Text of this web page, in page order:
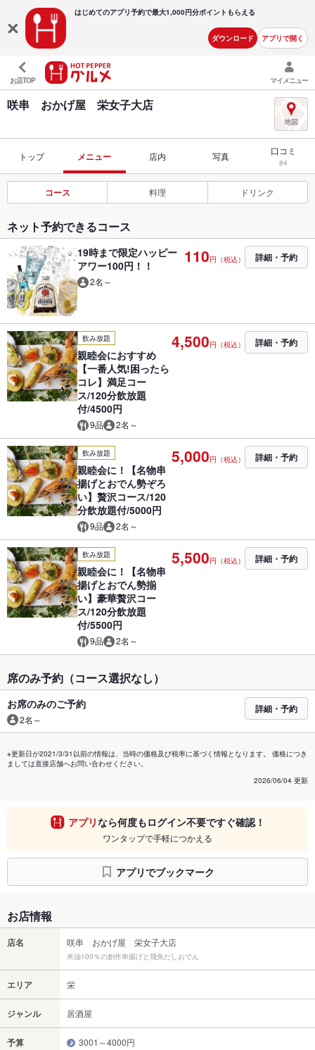
はじめてのアプリ予約で最大1,000円分ポイントもらえる
ダウンロード アプリで開く
お店TOP マイメニュー
咲串 おかげ屋 栄女子大店
トップ メニュー 店内 写真 口コミ
84
コース 料理 ドリンク
ネット予約できるコース
19時まで限定ハッピー
アワー100円！！
2名～
110円（税込） 詳細・予約
飲み放題
親睦会におすすめ
【一番人気!困ったら
コレ】満足コー
ス/120分飲放題
付/4500円
9品 2名～
4,500円（税込） 詳細・予約
飲み放題
親睦会に！【名物串
揚げとおでん勢ぞろ
い】贅沢コース/120
分飲放題付/5000円
9品 2名～
5,000円（税込） 詳細・予約
飲み放題
親睦会に！【名物串
揚げとおでん勢揃
い】豪華贅沢コー
ス/120分飲放題
付/5500円
9品 2名～
5,500円（税込） 詳細・予約
席のみ予約（コース選択なし）
お席のみのご予約
2名～
詳細・予約
※更新日が2021/3/31以前の情報は、当時の価格及び税率に基づく情報となります。 価格につき
ましては直接店舗へお問い合わせください。
2026/06/04 更新
アプリなら何度もログイン不要ですぐ確認！
ワンタップで手軽につかえる
アプリでブックマーク
お店情報
店名 咲串 おかげ屋 栄女子大店
米油100％の創作串揚げと飛魚だしおでん
エリア 栄
ジャンル 居酒屋
予算 3001～4000円